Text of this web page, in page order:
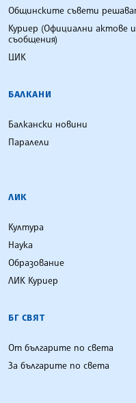
Общинските съвети
Куриер (Официални актове и
съобщения)
ЦИК
БАЛКАНИ
Балкански новини
Паралели
ЛИК
Култура
Наука
Образование
ЛИК Куриер
БГ СВЯТ
От българите по света
За българите по света